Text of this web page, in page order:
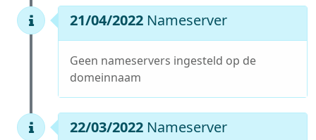
21/04/2022 Nameserver
Geen nameservers ingesteld op de
domeinnaam
22/03/2022 Nameserver